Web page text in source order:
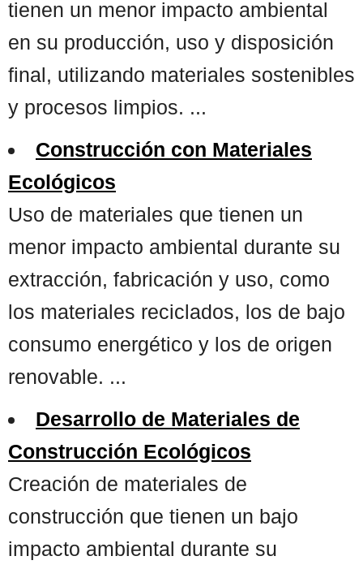
tienen un menor impacto ambiental
en su producción, uso y disposición
final, utilizando materiales sostenibles
y procesos limpios. ...
Construcción con Materiales
Ecológicos
Uso de materiales que tienen un
menor impacto ambiental durante su
extracción, fabricación y uso, como
los materiales reciclados, los de bajo
consumo energético y los de origen
renovable. ...
Desarrollo de Materiales de
Construcción Ecológicos
Creación de materiales de
construcción que tienen un bajo
impacto ambiental durante su